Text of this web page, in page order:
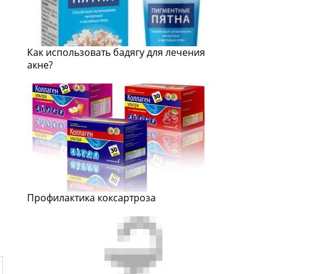
Как использовать бадягу для лечения
акне?
Профилактика коксартроза